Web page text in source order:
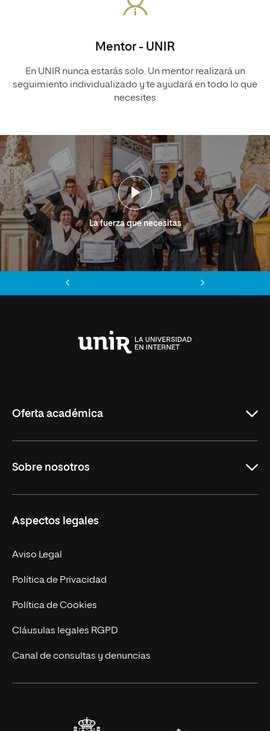
Mentor - UNIR
En UNIR nunca estarás solo. Un mentor realizará un
seguimiento individualizado y te ayudará en todo lo que
necesites
La fuerza que necesitas
Oferta académica
Másteres Oficiales
Doctorados
Experto Universitario
Postgrados
Cursos Universitarios
Sobre nosotros
Facultades
Nuestro Equipo
Trabaja en UNIR
Actualidad
UNIR Revista
Eventos
Aspectos legales
Aviso Legal
Política de Privacidad
Política de Cookies
Cláusulas legales RGPD
Canal de consultas y denuncias